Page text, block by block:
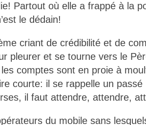
Partout où elle a frappé à la
le dédain!
criant de crédibilité et de
pleurer et se tourne vers le
comptes sont en proie à
courte: il se rappelle un
il faut attendre, attendre,
du mobile sans